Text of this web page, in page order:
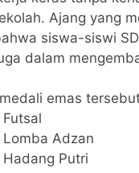
Ajang yang
siswa-siswi
dalam
emas
Lomba Adzan
Hadang Putri